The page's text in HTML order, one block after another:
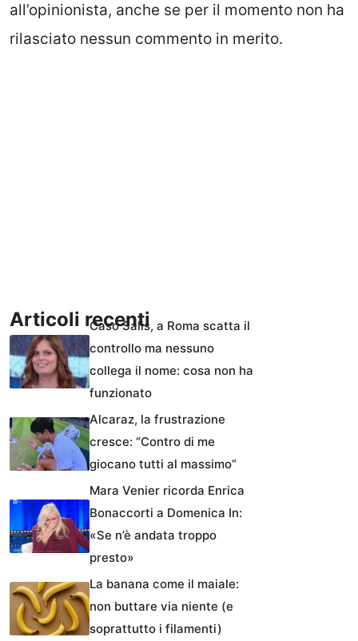
all’opinionista, anche se per il momento non ha
rilasciato nessun commento in merito.
Articoli recentiCaso Salis, a Roma scatta il
controllo ma nessuno
collega il nome: cosa non ha
funzionato
Alcaraz, la frustrazione
cresce: “Contro di me
giocano tutti al massimo”
Mara Venier ricorda Enrica
Bonaccorti a Domenica In:
«Se n’è andata troppo
presto»
La banana come il maiale:
non buttare via niente (e
soprattutto i filamenti)